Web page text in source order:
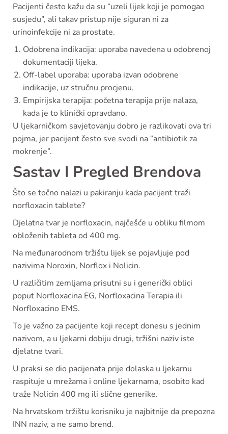
Pacijenti često kažu da su “uzeli lijek koji je pomogao
susjedu”, ali takav pristup nije siguran ni za
urinoinfekcije ni za prostate.
Odobrena indikacija: uporaba navedena u odobrenoj
dokumentaciji lijeka.
Off-label uporaba: uporaba izvan odobrene
indikacije, uz stručnu procjenu.
Empirijska terapija: početna terapija prije nalaza,
kada je to klinički opravdano.
U ljekarničkom savjetovanju dobro je razlikovati ova tri
pojma, jer pacijent često sve svodi na “antibiotik za
mokrenje”.
Sastav I Pregled Brendova
Što se točno nalazi u pakiranju kada pacijent traži
norfloxacin tablete?
Djelatna tvar je norfloxacin, najčešće u obliku filmom
obloženih tableta od 400 mg.
Na međunarodnom tržištu lijek se pojavljuje pod
nazivima Noroxin, Norflox i Nolicin.
U različitim zemljama prisutni su i generički oblici
poput Norfloxacina EG, Norfloxacina Terapia ili
Norfloxacino EMS.
To je važno za pacijente koji recept donesu s jednim
nazivom, a u ljekarni dobiju drugi, tržišni naziv iste
djelatne tvari.
U praksi se dio pacijenata prije dolaska u ljekarnu
raspituje u mrežama i online ljekarnama, osobito kad
traže Nolicin 400 mg ili slične generike.
Na hrvatskom tržištu korisniku je najbitnije da prepozna
INN naziv, a ne samo brend.